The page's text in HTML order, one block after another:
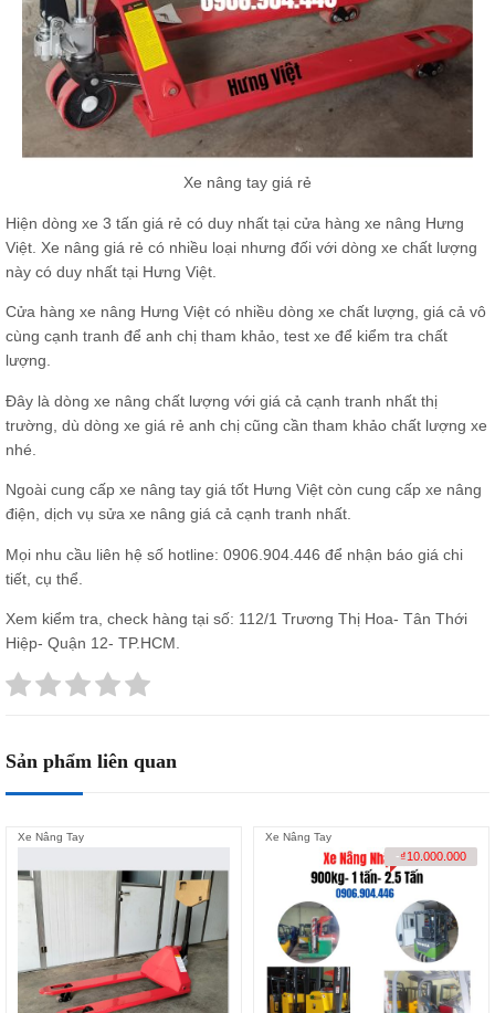
Xe nâng tay giá rẻ
Hiện dòng xe 3 tấn giá rẻ có duy nhất tại cửa hàng xe nâng Hưng
Việt. Xe nâng giá rẻ có nhiều loại nhưng đối với dòng xe chất lượng
này có duy nhất tại Hưng Việt.
Cửa hàng xe nâng Hưng Việt có nhiều dòng xe chất lượng, giá cả vô
cùng cạnh tranh để anh chị tham khảo, test xe để kiểm tra chất
lượng.
Đây là dòng xe nâng chất lượng với giá cả cạnh tranh nhất thị
trường, dù dòng xe giá rẻ anh chị cũng cần tham khảo chất lượng xe
nhé.
Ngoài cung cấp xe nâng tay giá tốt Hưng Việt còn cung cấp xe nâng
điện, dịch vụ sửa xe nâng giá cả cạnh tranh nhất.
Mọi nhu cầu liên hệ số hotline: 0906.904.446 để nhận báo giá chi
tiết, cụ thể.
Xem kiểm tra, check hàng tại số: 112/1 Trương Thị Hoa- Tân Thới
Hiệp- Quận 12- TP.HCM.
Sản phẩm liên quan
Xe Nâng Tay Xe Nâng Tay
-₫10.000.000